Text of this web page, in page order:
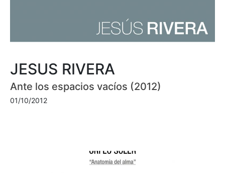
JESUS RIVERA
Ante los espacios vacíos (2012)
01/10/2012